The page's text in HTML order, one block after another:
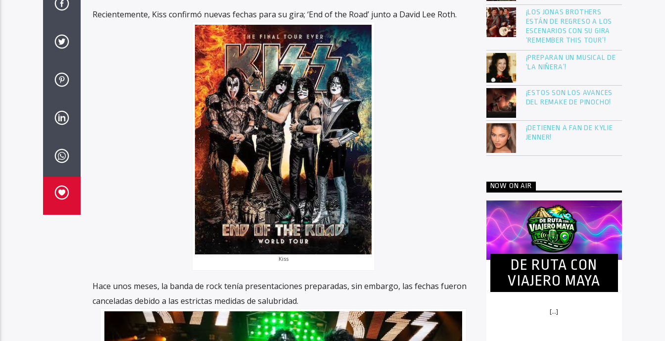
Recientemente, Kiss confirmó nuevas fechas para su gira; ‘End of the Road’ junto a David Lee Roth.
Kiss
Hace unos meses, la banda de rock tenía presentaciones preparadas, sin embargo, las fechas fueron
canceladas debido a las estrictas medidas de salubridad.
¡LOS JONAS BROTHERS
ESTÁN DE REGRESO A LOS
ESCENARIOS CON SU GIRA
‘REMEMBER THIS TOUR’!
¡PREPARAN UN MUSICAL DE
‘LA NIÑERA’!
¡ESTOS SON LOS AVANCES
DEL REMAKE DE PINOCHO!
¡DETIENEN A FAN DE KYLIE
JENNER!
NOW ON AIR
DE RUTA CON
VIAJERO MAYA
[...]